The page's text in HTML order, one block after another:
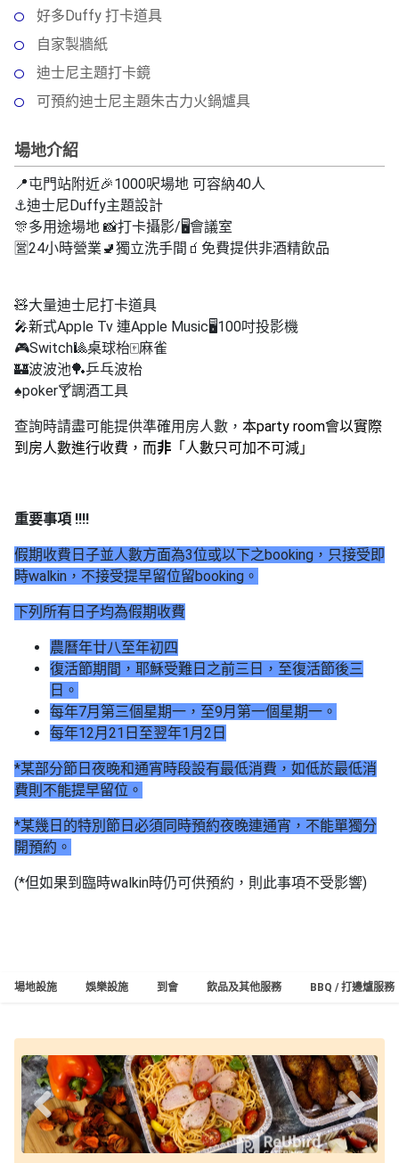
廳
地
新
奇
玩
樂
驗
手
作
工
作
坊
樂
遊
艇
出
好多Duffy 打卡道具
自家製牆紙
迪士尼主題打卡鏡
可預約迪士尼主題朱古力火鍋爐具
場地介紹
📍屯門站附近🎉1000呎場地 可容納40人
⚓️迪士尼Duffy主題設計
🎊多用途場地 📸打卡攝影/🖥️會議室
🈺24小時營業🚽獨立洗手間🧃免費提供非酒精飲品
🧸大量迪士尼打卡道具
🎤新式Apple Tv 連Apple Music🖥️100吋投影機
🎮Switch🎱桌球枱🀄️麻雀
🏰波波池🏓乒乓波枱
♠️poker🍸調酒工具
查詢時請盡可能提供準確用房人數， 本party room會以實際
到房人數進行收費，而非 「人數只可加不可減」
重要事項 !!!!
假期收費日子並人數方面為3位或以下之booking，只接受即
時walkin，不接受提早留位留booking。
下列所有日子均為假期收費
農曆年廿八至年初四
復活節期間，耶穌受難日之前三日，至復活節後三
日。
每年7月第三個星期一，至9月第一個星期一。
每年12月21日至翌年1月2日
*某部分節日夜晚和通宵時段設有最低消費，如低於最低消
費則不能提早留位。
*某幾日的特別節日必須同時預約夜晚連通宵，不能單獨分
開預約。
(*但如果到臨時walkin時仍可供預約，則此事項不受影響)
場地設施 娛樂設施 到會 飲品及其他服務 BBQ / 打邊爐服務